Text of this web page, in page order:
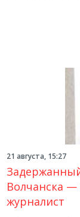
21 августа, 15:27
Волчанска
журналист